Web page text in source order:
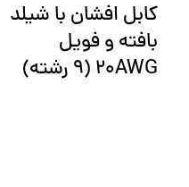
کابل افشان با شیلد
بافته و فویل
20AWG (9 رشته)